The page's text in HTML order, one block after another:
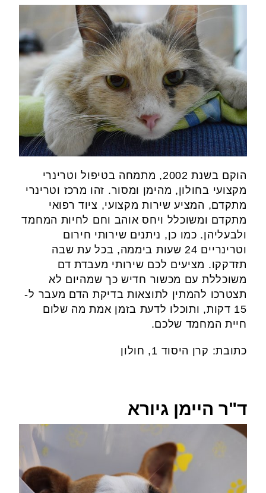
הוקם בשנת 2002, מתמחה בטיפול וטרינרי
מקצועי בחולון, מהימן ומסור. זהו מרכז וטרינרי
מתקדם, המציע שירות מקצועי, ציוד רפואי
מתקדם ומשוכלל ויחס אוהב וחם לחיות המחמד
ולבעליהן. כמו כן, ניתנים שירותי חירום
וטרינריים 24 שעות ביממה, בכל עת שבה
תזדקקו. מציעים לכם שירותי מעבדת דם
משוכללת עם מכשור חדיש כך שמהיום לא
תצטרכו להמתין לתוצאות בדיקת הדם מעבר ל-
15 דקות, ותוכלו לדעת בזמן אמת מה שלום
חיית המחמד שלכם.
כתובת: קרן היסוד 1, חולון
ד"ר היימן גיורא